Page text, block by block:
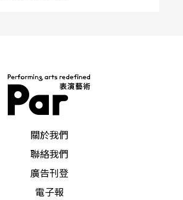
關於我們
聯絡我們
廣告刊登
電子報